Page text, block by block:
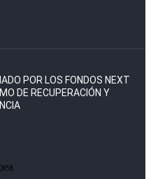
POR LOS FONDOS NEXT
DE RECUPERACIÓN Y